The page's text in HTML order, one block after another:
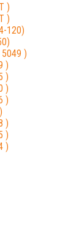
)
)
120)
)
)
)
)
)
)
)
)